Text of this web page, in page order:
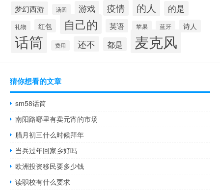
梦幻西游 汤圆 游戏 疫情 的人 的是
礼物 红包 自己的 英语 苹果 蓝牙 诗人
话筒 费用 还不 都是 麦克风
猜你想看的文章
sm58话筒
南阳路哪里有卖元宵的市场
腊月初三什么时候拜年
当兵过年回家乡好吗
欧洲投资移民要多少钱
读职校有什么要求